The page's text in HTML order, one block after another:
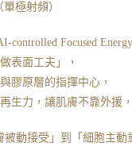
極射頻）
Focused Energy
表面工夫」，
膠原層的指揮中心，
生力，讓肌膚不靠外援
動接受」到「細胞主動